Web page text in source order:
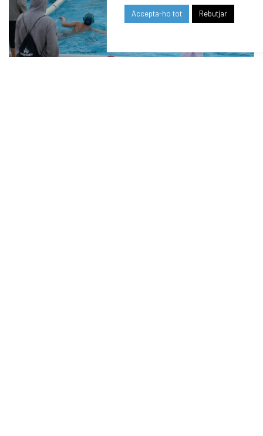
Accepta-ho tot Rebutjar